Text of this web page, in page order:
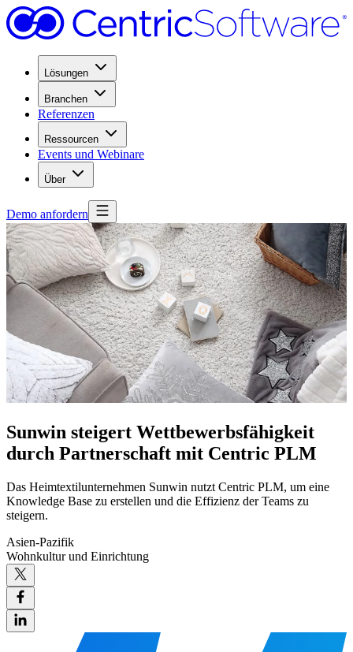
Lösungen
Branchen
Referenzen
Ressourcen
Events und Webinare
Über
Demo anfordern
Sunwin steigert Wettbewerbsfähigkeit
durch Partnerschaft mit Centric PLM
Das Heimtextilunternehmen Sunwin nutzt Centric PLM, um eine
Knowledge Base zu erstellen und die Effizienz der Teams zu
steigern.
Asien-Pazifik
Wohnkultur und Einrichtung